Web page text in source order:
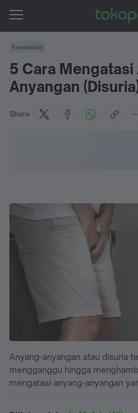
Kesehatan
5 Cara Mengatasi
Anyangan
Share
Anyang-anyangan atau disuria
mengganggu hingga
mengatasi anyang-anyangan